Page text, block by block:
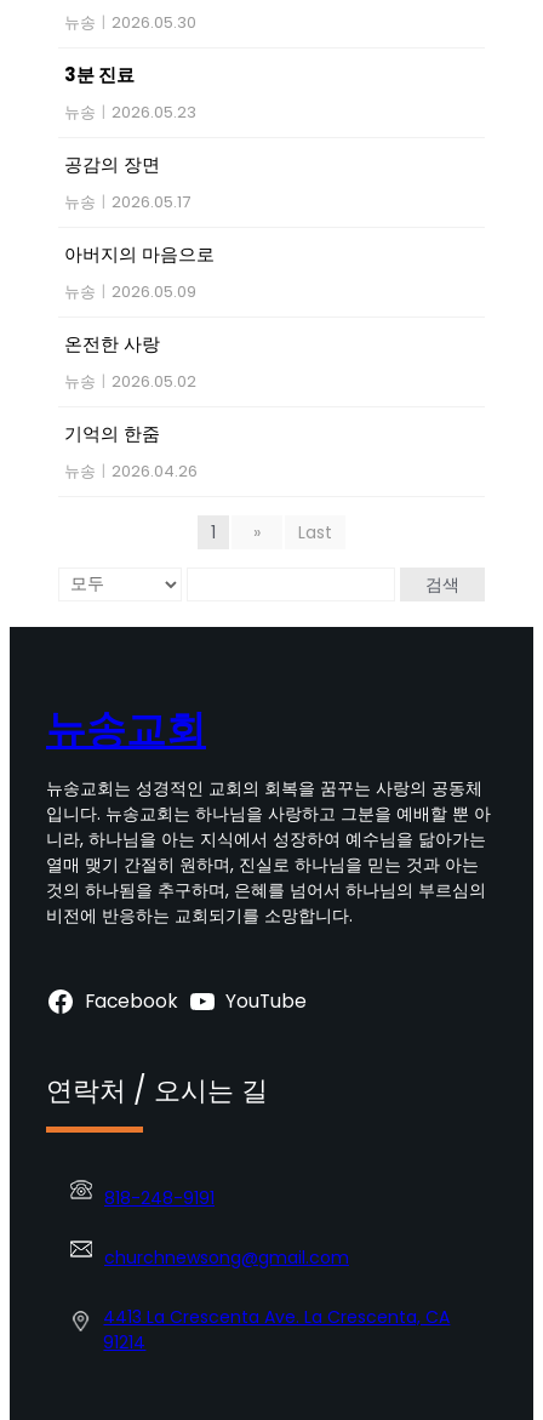
뉴송 | 2026.05.30
3분 진료
뉴송 | 2026.05.23
공감의 장면
뉴송 | 2026.05.17
아버지의 마음으로
뉴송 | 2026.05.09
온전한 사랑
뉴송 | 2026.05.02
기억의 한줌
뉴송 | 2026.04.26
1 » Last
검색
뉴송교회
뉴송교회는 성경적인 교회의 회복을 꿈꾸는 사랑의 공동체
입니다. 뉴송교회는 하나님을 사랑하고 그분을 예배할 뿐 아
니라, 하나님을 아는 지식에서 성장하여 예수님을 닮아가는
열매 맺기 간절히 원하며, 진실로 하나님을 믿는 것과 아는
것의 하나됨을 추구하며, 은혜를 넘어서 하나님의 부르심의
비전에 반응하는 교회되기를 소망합니다.
Facebook YouTube
연락처 / 오시는 길
818-248-9191
churchnewsong@gmail.com
4413 La Crescenta Ave. La Crescenta, CA
91214